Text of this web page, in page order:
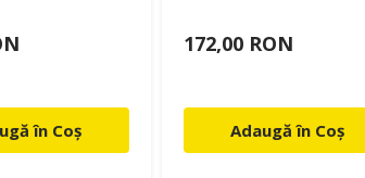
în Coș
172,00 RON
Adaugă în Coș